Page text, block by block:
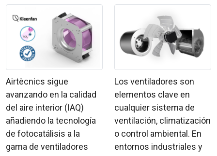
Airtècnics sigue
avanzando en la calidad
del aire interior (IAQ)
añadiendo la tecnología
de fotocatálisis a la
gama de ventiladores
Los ventiladores son
elementos clave en
cualquier sistema de
ventilación, climatización
o control ambiental. En
entornos industriales y